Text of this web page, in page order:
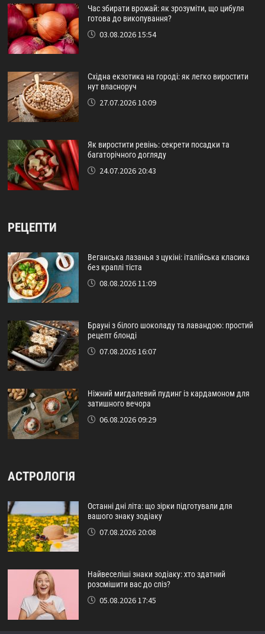
Час збирати врожай: як зрозуміти, що цибуля
готова до викопування?
03.08.2026 15:54
Східна екзотика на городі: як легко виростити
нут власноруч
27.07.2026 10:09
Як виростити ревінь: секрети посадки та
багаторічного догляду
24.07.2026 20:43
РЕЦЕПТИ
Веганська лазанья з цукіні: італійська класика
без краплі тіста
08.08.2026 11:09
Брауні з білого шоколаду та лавандою: простий
рецепт блонді
07.08.2026 16:07
Ніжний мигдалевий пудинг із кардамоном для
затишного вечора
06.08.2026 09:29
АСТРОЛОГІЯ
Останні дні літа: що зірки підготували для
вашого знаку зодіаку
07.08.2026 20:08
Найвеселіші знаки зодіаку: хто здатний
розсмішити вас до сліз?
05.08.2026 17:45